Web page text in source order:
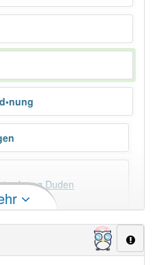
Duden
×
haben fast immer